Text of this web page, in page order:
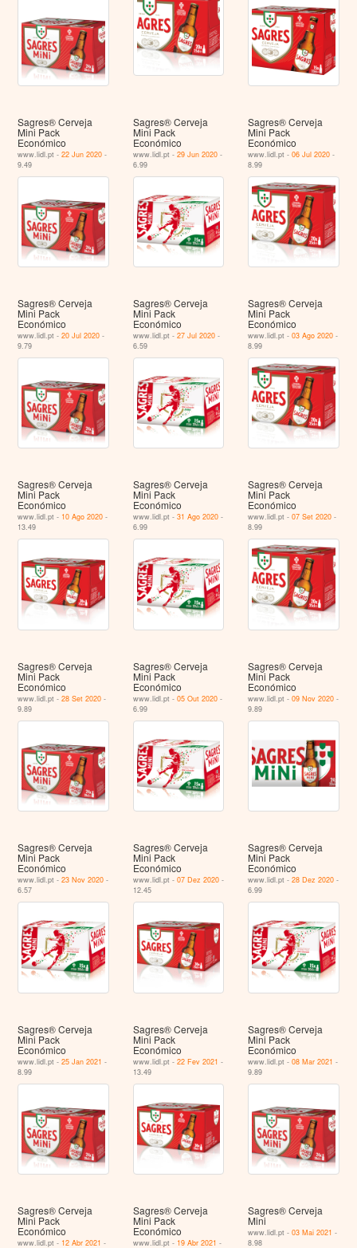
Sagres® Cerveja
Mini Pack
Económico
www.lidl.pt -22 Jun 2020 -
9.49
Sagres® Cerveja
Mini Pack
Económico
www.lidl.pt - 29 Jun 2020-
6.99
Sagres® Cerveja
Mini Pack
Económico
www.lidl.pt -06 Jul 2020 -
8.99
Sagres® Cerveja
Mini Pack
Económico
www.lidl.pt -20 Jul 2020 -
9.79
Sagres® Cerveja
Mini Pack
Económico
www.lidl.pt - 27 Jul 2020-
6.59
Sagres® Cerveja
Mini Pack
Económico
www.lidl.pt -03 Ago 2020 -
8.99
Sagres® Cerveja
Mini Pack
Económico
www.lidl.pt - 10 Ago 2020 -
13.49
Sagres® Cerveja
Mini Pack
Económico
www.lidl.pt - 31 Ago 2020-
6.99
Sagres® Cerveja
Mini Pack
Económico
www.lidl.pt -07 Set 2020 -
8.99
Sagres® Cerveja
Mini Pack
Económico
www.lidl.pt -28 Set 2020 -
9.89
Sagres® Cerveja
Mini Pack
Económico
www.lidl.pt - 05 Out 2020-
6.99
Sagres® Cerveja
Mini Pack
Económico
www.lidl.pt -09 Nov 2020 -
9.89
Sagres® Cerveja
Mini Pack
Económico
www.lidl.pt -23 Nov 2020 -
6.57
Sagres® Cerveja
Mini Pack
Económico
www.lidl.pt - 07 Dez 2020-
12.45
Sagres® Cerveja
Mini Pack
Económico
www.lidl.pt -28 Dez 2020 -
6.99
Sagres® Cerveja
Mini Pack
Económico
www.lidl.pt -25 Jan 2021 -
8.99
Sagres® Cerveja
Mini Pack
Económico
www.lidl.pt - 22 Fev 2021 -
13.49
Sagres® Cerveja
Mini Pack
Económico
www.lidl.pt -08 Mar 2021 -
9.89
Sagres® Cerveja
Mini Pack
Económico
www.lidl.pt - 12 Abr 2021 -
Sagres® Cerveja
Mini Pack
Económico
www.lidl.pt - 19 Abr 2021 -
Sagres® Cerveja
Mini
www.lidl.pt -03 Mai 2021 -
8.98